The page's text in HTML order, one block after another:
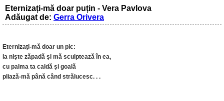
Eternizați-mă doar puțin - Vera Pavlova
Adăugat de: Gerra Orivera
Eternizați-mă doar un pic:
ia niște zăpadă și mă sculptează în ea,
cu palma ta caldă și goală
pliază-mă până când strălucesc. . .